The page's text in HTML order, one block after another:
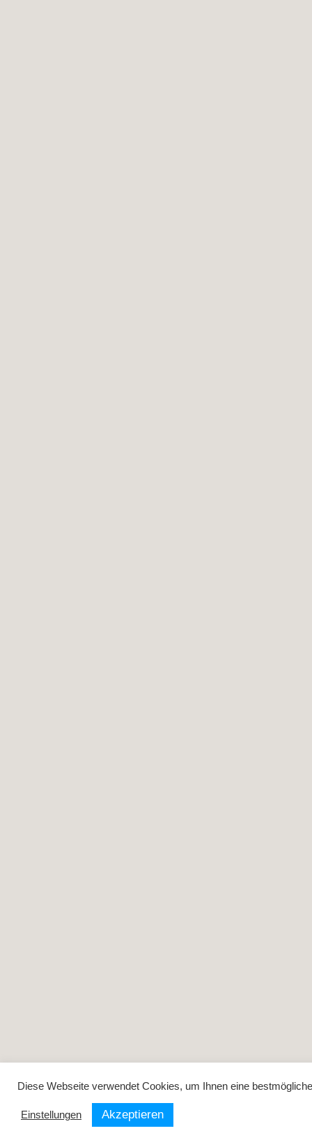
Diese Webseite verwendet Cookies, um Ihnen eine
Einstellungen Akzeptieren